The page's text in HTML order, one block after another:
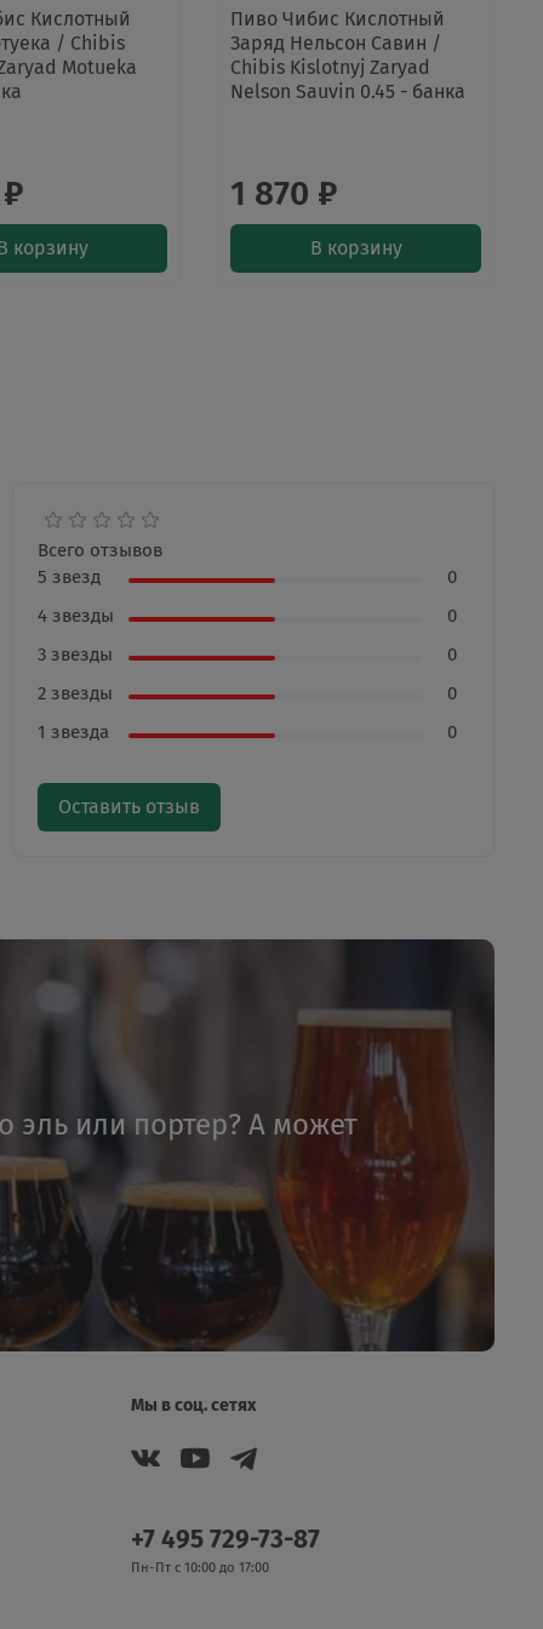
Кислотный
/ Chibis
Motueka
корзину
Пиво Чибис Кислотный
Заряд Нельсон Савин /
Chibis Kislotnyj Zaryad
Nelson Sauvin 0.45 - банка
1 870 ₽
В корзину
Всего отзывов
5 звезд
0
4 звезды
0
3 звезды
0
2 звезды
0
1 звезда
0
Оставить отзыв
эль или портер? А может
Мы в соц. сетях
+7 495 729-73-87
Пн-Пт с 10:00 до 17:00